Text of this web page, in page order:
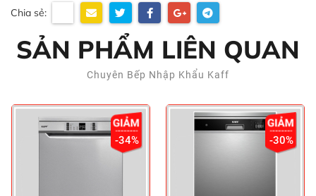
Chia sẻ:
SẢN PHẨM LIÊN QUAN
Chuyên Bếp Nhập Khẩu Kaff
-34% -30%